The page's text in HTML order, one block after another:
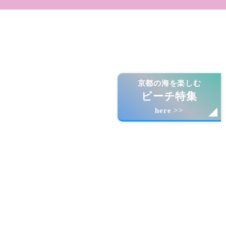
京都の海を楽しむ
ビーチ特集
here >>